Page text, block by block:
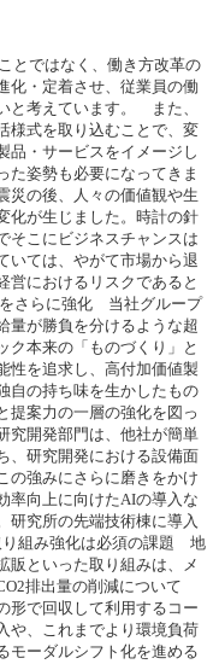
とではなく、働き方改革の
化・定着させ、従業員の働
と考えています。 また、
様式を取り込むことで、変
品・サービスをイメージし
た姿勢も必要になってきま
災の後、人々の価値観や生
化が生じました。時計の針
そこにビジネスチャンスは
いては、やがて市場から退
営におけるリスクであると
さらに強化 当社グループ
量が勝負を分けるような超
ク本来の「ものづくり」と
性を追求し、高付加価値製
自の持ち味を生かしたもの
提案力の一層の強化を図っ
究開発部門は、他社が簡単
、研究開発における設備面
の強みにさらに磨きをかけ
率向上に向けたAIの導入な
研究所の先端技術棟に導入
り組み強化は必須の課題 地
販といった取り組みは、メ
排出量の削減について
形で回収して利用するコー
や、これまでより環境負荷
モーダルシフト化を進める